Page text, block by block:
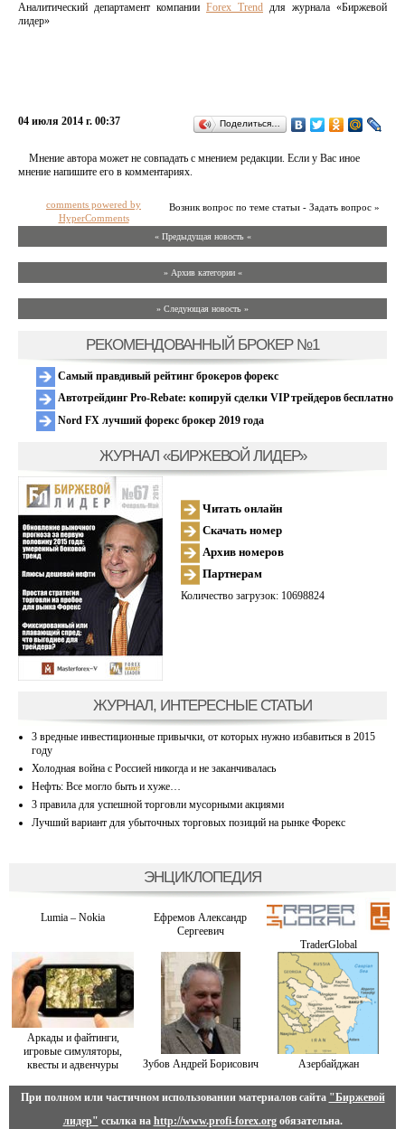
Аналитический департамент компании Forex Trend для журнала «Биржевой
лидер»
04 июля 2014 г. 00:37 Поделиться…
Мнение автора может не совпадать с мнением редакции. Если у Вас иное
мнение напишите его в комментариях.
Возник вопрос по теме статьи - Задать вопрос »
comments powered by
HyperComments
« Предыдущая новость «
» Архив категории «
» Следующая новость »
РЕКОМЕНДОВАННЫЙ БРОКЕР №1
Самый правдивый рейтинг брокеров форекс
Автотрейдинг Pro-Rebate: копируй сделки VIP трейдеров бесплатно
Nord FX лучший форекс брокер 2019 года
ЖУРНАЛ «БИРЖЕВОЙ ЛИДЕР»
Читать онлайн
Скачать номер
Архив номеров
Партнерам
Количество загрузок: 10698824
ЖУРНАЛ, ИНТЕРЕСНЫЕ СТАТЬИ
3 вредные инвестиционные привычки, от которых нужно избавиться в 2015
году
Холодная война с Россией никогда и не заканчивалась
Нефть: Все могло быть и хуже…
3 правила для успешной торговли мусорными акциями
Лучший вариант для убыточных торговых позиций на рынке Форекс
ЭНЦИКЛОПЕДИЯ
Lumia – Nokia
Ефремов Александр
Сергеевич
TraderGlobal
Аркады и файтинги,
игровые симуляторы,
квесты и адвенчуры
Зубов Андрей Борисович Азербайджан
При полном или частичном использовании материалов сайта "Биржевой
лидер" ссылка на http://www.profi-forex.orgобязательна.